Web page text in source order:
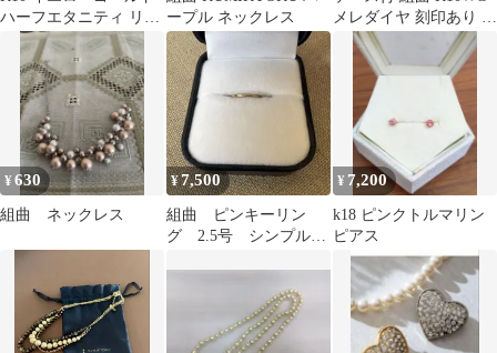
ハーフエタニティ リン
ープル ネックレス
メレダイヤ 刻印あり シ
ルバー 指輪 記念日 誕
生日
¥630
組曲 ネックレス
¥7,500
組曲 ピンキーリン
グ 2.5号 シンプル
¥ 7,200
k18 ピンクトルマリン
ピアス